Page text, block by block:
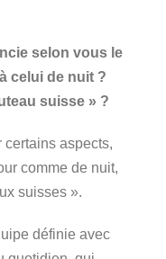
selon vous le
celui de nuit ?
suisse » ?
certains aspects,
comme de nuit,
suisses ».
définie avec